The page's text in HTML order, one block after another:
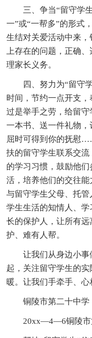
三、争当“留守学生
一”或“一帮多”的形式
生结对关爱活动中来
上存在的问题，正确
理家长义务。
四、努力为“留守学
时间，节约一点开支
过是举手之劳，给留
一本书、送一件礼物
屈时可得到你的抚慰
扶的留守学生联系交
的学习习惯，鼓励他
活，培养他们的交往
与留守学生父母、托
学生生活的知情人、
长的保护人，让所有
护、难有人帮。
让我们从身边小事
起，关注留守学生的
暖。让我们手牵手、心
铜陵市第二十中学
20xx—4—6铜陵市